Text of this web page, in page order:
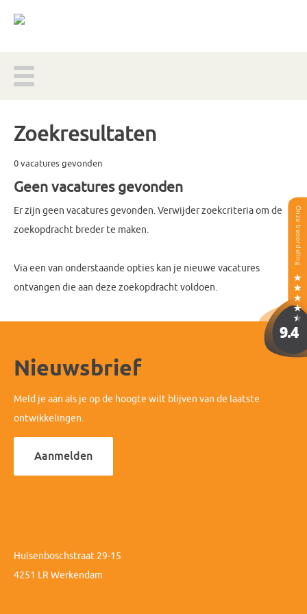
Zoekresultaten
0 vacatures gevonden
Geen vacatures gevonden
Er zijn geen vacatures gevonden. Verwijder zoekcriteria om de
zoekopdracht breder te maken.
Via een van onderstaande opties kan je nieuwe vacatures
ontvangen die aan deze zoekopdracht voldoen.
Nieuwsbrief
Meld je aan als je op de hoogte wilt blijven van de laatste
ontwikkelingen.
Aanmelden
Hulsenboschstraat 29-15
4251 LR Werkendam